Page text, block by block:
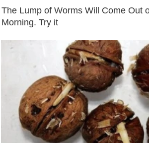
The Lump of Worms Will Come Out
Morning. Try it